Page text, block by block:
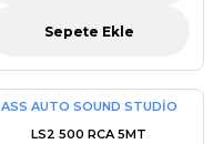
Sepete Ekle
ASS AUTO SOUND STUDİO
LS2 500 RCA 5MT